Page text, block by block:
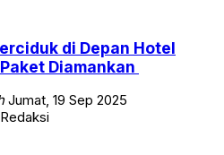
di Depan Hotel
Diamankan
Jumat, 19 Sep 2025